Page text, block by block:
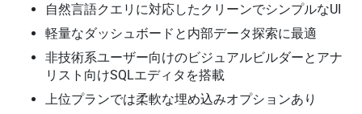
自然言語クエリに対応したクリーンでシンプルなUI
軽量なダッシュボードと内部データ探索に最適
非技術系ユーザー向けのビジュアルビルダーとアナ
リスト向けSQLエディタを搭載
上位プランでは柔軟な埋め込みオプションあり